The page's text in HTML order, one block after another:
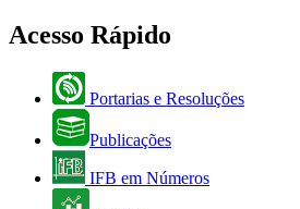
Acesso Rápido
Portarias e Resoluções
Publicações
IFB em Números